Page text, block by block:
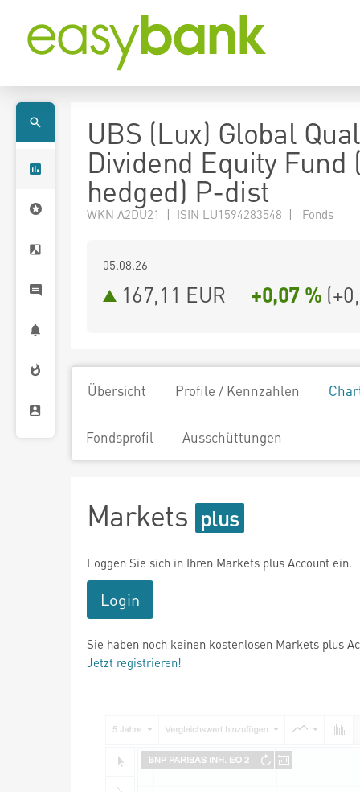
UBS (Lux) Global
Dividend Equity Fund
hedged) P-dist
WKN A2DU21 | ISIN LU1594283548 | Fonds
05.08.26
167,11 EUR +0,07 % (
Übersicht Profile / Kennzahlen
Fondsprofil Ausschüttungen
Markets
Loggen Sie sich in Ihren Markets plus Account ein.
Login
Sie haben noch keinen kostenlosen Markets plus
Jetzt registrieren!